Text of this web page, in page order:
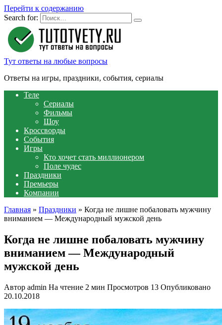
Перейти к содержанию
Search for:
Тут ответы на любые вопросы
Ответы на игры, праздники, события, сериалы
Теле
Сериалы
Фильмы
Шоу
Кроссворды
События
Игры
Кто хочет стать миллионером
Поле чудес
Праздники
Премьеры
Компании
Главная » Праздники » Когда не лишне побаловать мужчину
вниманием — Международный мужской день
Когда не лишне побаловать мужчину
вниманием — Международный
мужской день
Автор admin На чтение 2 мин Просмотров 13 Опубликовано
20.10.2018